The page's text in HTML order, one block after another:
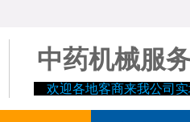
中药机械服
欢迎各地客商来我公司